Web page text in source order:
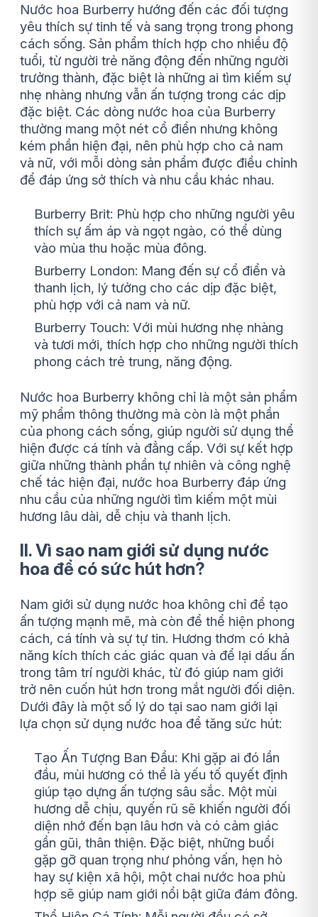
Nước hoa Burberry hướng đến các đối tượng
yêu thích sự tinh tế và sang trọng trong phong
cách sống. Sản phẩm thích hợp cho nhiều độ
tuổi, từ người trẻ năng động đến những người
trưởng thành, đặc biệt là những ai tìm kiếm sự
nhẹ nhàng nhưng vẫn ấn tượng trong các dịp
đặc biệt. Các dòng nước hoa của Burberry
thường mang một nét cổ điển nhưng không
kém phần hiện đại, nên phù hợp cho cả nam
và nữ, với mỗi dòng sản phẩm được điều chỉnh
để đáp ứng sở thích và nhu cầu khác nhau.
Burberry Brit: Phù hợp cho những người yêu
thích sự ấm áp và ngọt ngào, có thể dùng
vào mùa thu hoặc mùa đông.
Burberry London: Mang đến sự cổ điển và
thanh lịch, lý tưởng cho các dịp đặc biệt,
phù hợp với cả nam và nữ.
Burberry Touch: Với mùi hương nhẹ nhàng
và tươi mới, thích hợp cho những người thích
phong cách trẻ trung, năng động.
Nước hoa Burberry không chỉ là một sản phẩm
mỹ phẩm thông thường mà còn là một phần
của phong cách sống, giúp người sử dụng thể
hiện được cá tính và đẳng cấp. Với sự kết hợp
giữa những thành phần tự nhiên và công nghệ
chế tác hiện đại, nước hoa Burberry đáp ứng
nhu cầu của những người tìm kiếm một mùi
hương lâu dài, dễ chịu và thanh lịch.
II. Vì sao nam giới sử dụng nước
hoa để có sức hút hơn?
Nam giới sử dụng nước hoa không chỉ để tạo
ấn tượng mạnh mẽ, mà còn để thể hiện phong
cách, cá tính và sự tự tin. Hương thơm có khả
năng kích thích các giác quan và để lại dấu ấn
trong tâm trí người khác, từ đó giúp nam giới
trở nên cuốn hút hơn trong mắt người đối diện.
Dưới đây là một số lý do tại sao nam giới lại
lựa chọn sử dụng nước hoa để tăng sức hút:
Tạo Ấn Tượng Ban Đầu: Khi gặp ai đó lần
đầu, mùi hương có thể là yếu tố quyết định
giúp tạo dựng ấn tượng sâu sắc. Một mùi
hương dễ chịu, quyến rũ sẽ khiến người đối
diện nhớ đến bạn lâu hơn và có cảm giác
gần gũi, thân thiện. Đặc biệt, những buổi
gặp gỡ quan trọng như phỏng vấn, hẹn hò
hay sự kiện xã hội, một chai nước hoa phù
hợp sẽ giúp nam giới nổi bật giữa đám đông.